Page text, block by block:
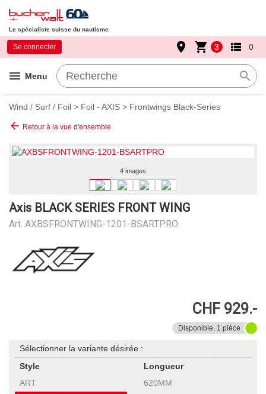
Le spécialiste suisse du nautisme
menu Menu search
Se connecter place shopping_cart 3 view_list 0
Wind / Surf / Foil > Foil - AXIS > Frontwings Black-Series
arrow_back Retour à la vue d'ensemble
4 images
Axis BLACK SERIES FRONT WING
Art. AXBSFRONTWING-1201-BSARTPRO
CHF 929.-
Disponible, 1 pièce
Sélectionner la variante désirée :
Style
ART
Longueur
620MM